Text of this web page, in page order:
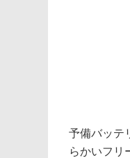
予備バッテ
らかいフリ